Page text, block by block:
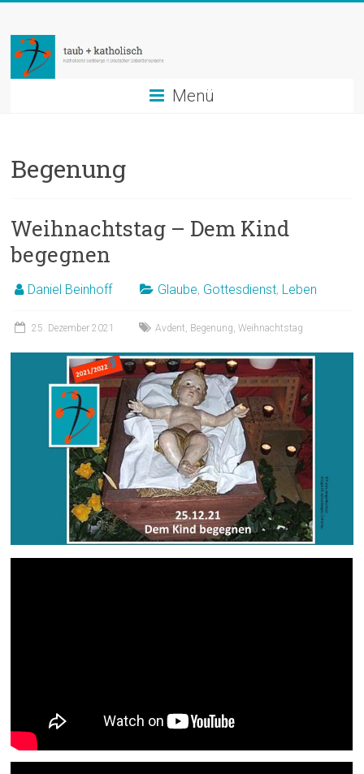
springen
taub
+
katholisch
in
Menü
Begenung
Weihnachtstag – Dem Kind
begegnen
Daniel Beinhoff Glaube, Gottesdienst, Leben
25. Dezember 2021 Avdent Begenung ,Weihnachtstag